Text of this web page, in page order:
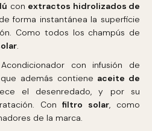
con extractos hidrolizados de
forma instantánea la superficie
Como todos los champús de
.
Acondicionador con infusión de
que además contiene aceite de
el desenredado, y por su
Confiltro solar, como
de la marca.